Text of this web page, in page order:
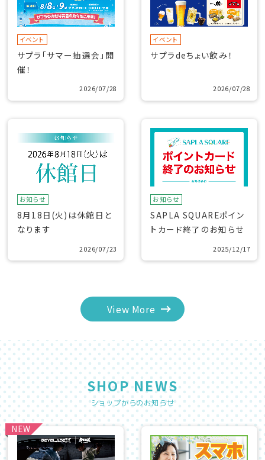
イベント
サプラ「サマー抽選会」開
催！
2026/07/28
イベント
サプラdeちょい飲み！
2026/07/28
お知らせ
8月18日(火)は休館日と
なります
2026/07/23
お知らせ
SAPLA SQUAREポイン
トカード終了のお知らせ
2025/12/17
View More
SHOP NEWS
ショップからのお知らせ
NEW